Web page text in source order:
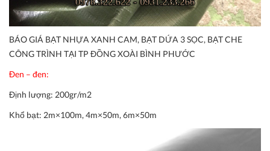
BÁO GIÁ BẠT NHỰA XANH CAM, BẠT DỨA 3 SỌC, BẠT CHE
CÔNG TRÌNH TẠI TP ĐỒNG XOÀI BÌNH PHƯỚC
Đen – đen:
Định lượng: 200gr/m2
Khổ bạt: 2m×100m, 4m×50m, 6m×50m